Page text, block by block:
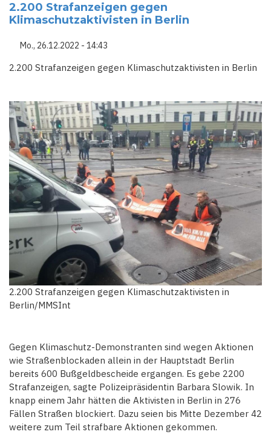
2.200 Strafanzeigen gegen
Klimaschutzaktivisten in Berlin
Mo., 26.12.2022 - 14:43
2.200 Strafanzeigen gegen Klimaschutzaktivisten in Berlin
2.200 Strafanzeigen gegen Klimaschutzaktivisten in
Berlin/MMSInt
Gegen Klimaschutz-Demonstranten sind wegen Aktionen
wie Straßenblockaden allein in der Hauptstadt Berlin
bereits 600 Bußgeldbescheide ergangen. Es gebe 2200
Strafanzeigen, sagte Polizeipräsidentin Barbara Slowik. In
knapp einem Jahr hätten die Aktivisten in Berlin in 276
Fällen Straßen blockiert. Dazu seien bis Mitte Dezember 42
weitere zum Teil strafbare Aktionen gekommen.